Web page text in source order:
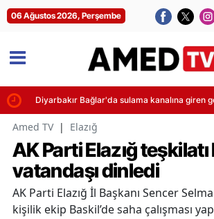
06 Ağustos 2026, Perşembe
Diyarbakır Bağlar'da sulama kanalına giren
Amed TV | Elazığ
AK Parti Elazığ
vatandaşı dinledi
AK Parti Elazığ İl Başkanı Sencer
kişilik ekip Baskil’de saha çalışması